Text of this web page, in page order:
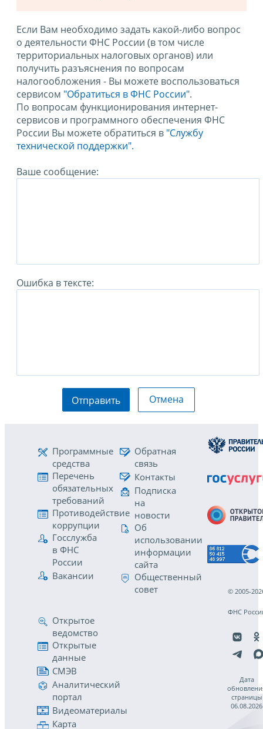
Если Вам необходимо задать какой-либо вопрос
о деятельности ФНС России (в том числе
территориальных налоговых органов) или
получить разъяснения по вопросам
налогообложения - Вы можете воспользоваться
сервисом "Обратиться в ФНС России".
По вопросам функционирования интернет-
сервисов и программного обеспечения ФНС
России Вы можете обратиться в "Службу
технической поддержки".
Ваше сообщение:
Ошибка в тексте:
Отправить Отмена
Программные
средства
Перечень
обязательных
требований
Противодействие
коррупции
Госслужба
в ФНС
России
Вакансии
Обратная
связь
Контакты
Подписка
на
новости
Об
использовании
информации
сайта
Общественный
совет
Открытое
ведомство
Открытые
данные
СМЭВ
Аналитический
портал
Видеоматериалы
Карта
© 2005-
ФНС
Дата
страницы
06.08.2026